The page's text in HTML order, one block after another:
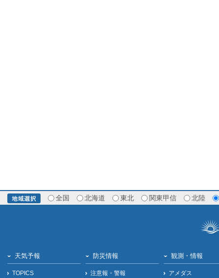
全国 北海道 東北 関東甲信 北陸
天気予報
TOPICS
防災情報
注意報・警報
観測・情報
アメダス